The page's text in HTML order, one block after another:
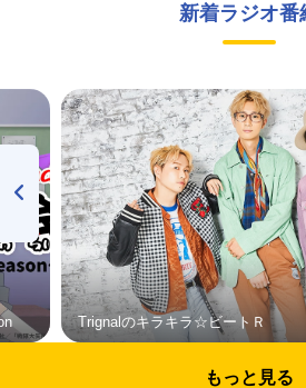
新着ラジオ番
Trignalのキラキラ☆ビートＲ
もっと見る